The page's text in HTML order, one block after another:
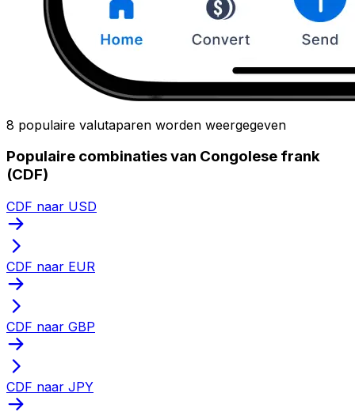
8 populaire valutaparen worden weergegeven
Populaire combinaties van Congolese frank
(CDF)
CDF naar USD
CDF naar EUR
CDF naar GBP
CDF naar JPY